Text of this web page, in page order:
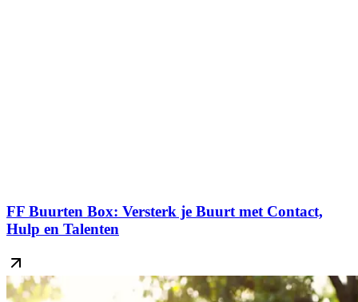
FF Buurten Box: Versterk je Buurt met Contact,
Hulp en Talenten